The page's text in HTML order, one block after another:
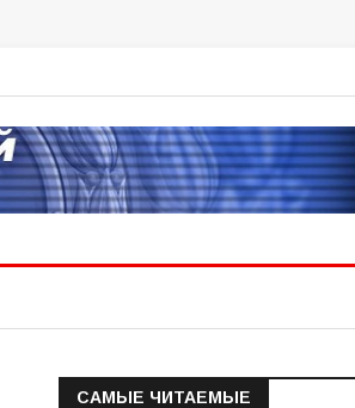
САМЫЕ ЧИТАЕМЫЕ
Информация о состоянии